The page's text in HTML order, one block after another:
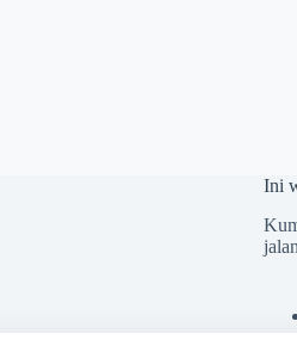
Ini